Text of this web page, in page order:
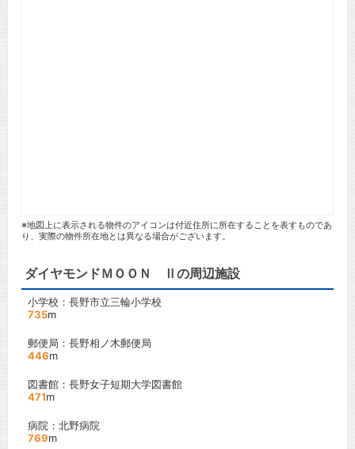
※地図上に表示される物件のアイコンは付近住所に所在することを表すものであ
り、実際の物件所在地とは異なる場合がございます。
ダイヤモンドＭＯＯＮ Ⅱの周辺施設
小学校：長野市立三輪小学校
735m
郵便局：長野相ノ木郵便局
446m
図書館：長野女子短期大学図書館
471m
病院：北野病院
769m